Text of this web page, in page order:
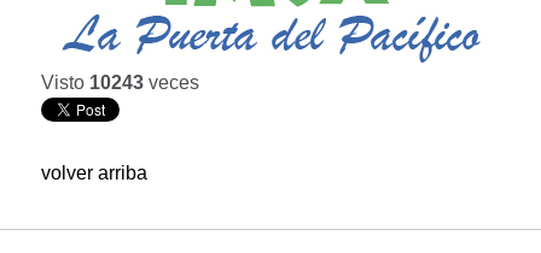
Visto 10243 veces
volver arriba